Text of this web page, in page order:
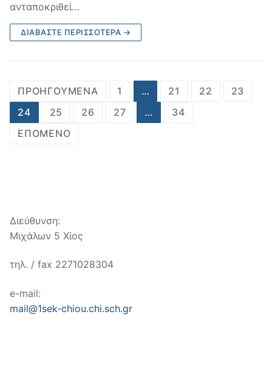
ανταποκριθεί…
ΔΙΑΒΆΣΤΕ ΠΕΡΙΣΣΌΤΕΡΑ →
Σελιδοποίηση
άρθρων
ΠΡΟΗΓΟΎΜΕΝΑ 1 … 21 22
23
24
25 26 27 …
34
ΕΠΌΜΕΝΟ
Διεύθυνση:
Μιχάλων 5 Χίος
τηλ. / fax 2271028304
e-mail:
mail@1sek-chiou.chi.sch.gr